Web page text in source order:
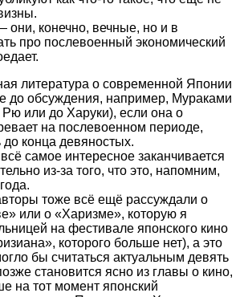
они, конечно, вечные, но и в
про послевоенный экономический
литература о современной Японии
до обсуждения, например, Мураками
или до Харуки), если она о
на послевоенном периоде,
до конца девяностых.
самое интересное заканчивается
из-за того, что это, напомним,
тоже всё ещё рассуждали о
или о «Харизме», которую я
на фестивале японского кино
которого больше нет), а это
бы считаться актуальным девять
становится ясно из главы о кино,
на тот момент японский